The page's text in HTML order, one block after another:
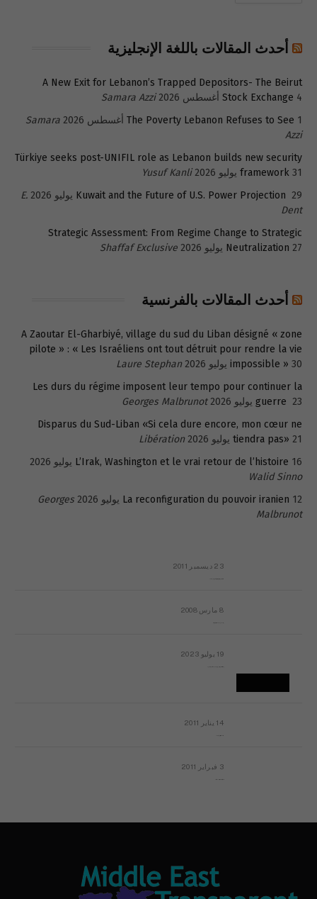
أحدث المقالات باللغة الإنجليزية
A New Exit for Lebanon’s Trapped Depositors- The Beirut
Stock Exchange 4 أغسطس 2026
Samara Azzi
The Poverty Lebanon Refuses to See 1 أغسطس 2026
Samara
Azzi
Türkiye seeks post-UNIFIL role as Lebanon builds new security
framework 31 يوليو 2026
Yusuf Kanli
Kuwait and the Future of U.S. Power Projection 29 يوليو 2026
E.
Dent
Strategic Assessment: From Regime Change to Strategic
Neutralization 27 يوليو 2026 Shaffaf Exclusive
أحدث المقالات بالفرنسية
A Zaoutar El-Gharbiyé, village du sud du Liban désigné « zone
pilote » : « Les Israéliens ont tout détruit pour rendre la vie
impossible » 30 يوليو 2026
Laure Stephan
Les durs du régime imposent leur tempo pour continuer la
guerre 23 يوليو 2026
Georges Malbrunot
Disparus du Sud-Liban «Si cela dure encore, mon cœur ne
tiendra pas» 21 يوليو 2026
Libération
L’Irak, Washington et le vrai retour de l’histoire 16 يوليو 2026
Walid Sinno
La reconfiguration du pouvoir iranien 12 يوليو 2026
Georges
Malbrunot
23 ديسمبر 2011
8 مارس 2008
19 يوليو 2023
14 يناير 2011
3 فبراير 2011